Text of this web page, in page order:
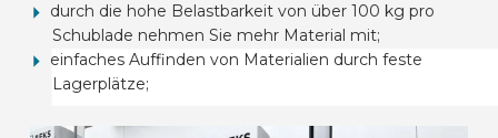
durch die hohe Belastbarkeit von über 100 kg pro
Schublade nehmen Sie mehr Material mit;
einfaches Auffinden von Materialien durch feste
Lagerplätze;